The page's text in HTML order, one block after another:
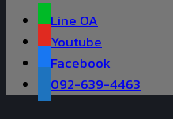
Line OA
Youtube
Facebook
092-639-4463